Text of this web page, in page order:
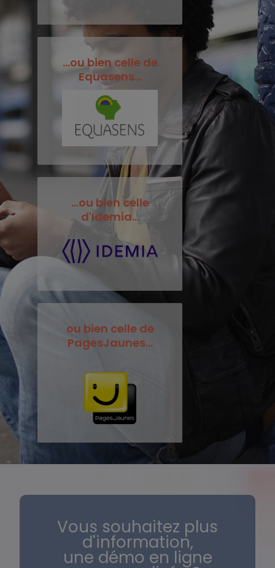
...ou bien celle de
Equasens...
...ou bien celle
d'Idemia...
ou bien celle de
PagesJaunes...
Vous souhaitez plus
d'information,
une démo en ligne